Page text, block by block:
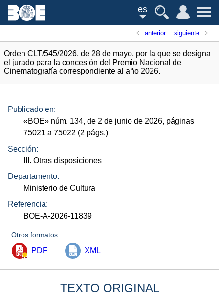
es
anterior siguiente
Orden CLT/545/2026, de 28 de mayo, por la que se designa
el jurado para la concesión del Premio Nacional de
Cinematografía correspondiente al año 2026.
Publicado en:
«BOE» núm. 134, de 2 de junio de 2026, páginas
75021 a 75022 (2 págs.)
Sección:
III. Otras disposiciones
Departamento:
Ministerio de Cultura
Referencia:
BOE-A-2026-11839
Otros formatos:
PDF XML
TEXTO ORIGINAL